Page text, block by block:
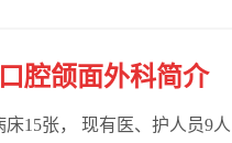
口腔颌面外科简介
张， 现有医、护人员9人